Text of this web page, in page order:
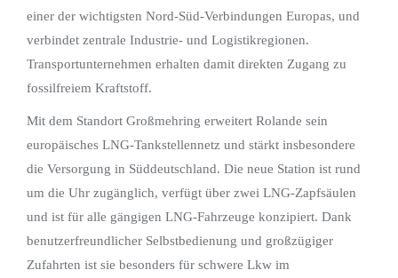
einer der wichtigsten Nord-Süd-Verbindungen Europas, und
verbindet zentrale Industrie- und Logistikregionen.
Transportunternehmen erhalten damit direkten Zugang zu
fossilfreiem Kraftstoff.
Mit dem Standort Großmehring erweitert Rolande sein
europäisches LNG-Tankstellennetz und stärkt insbesondere
die Versorgung in Süddeutschland. Die neue Station ist rund
um die Uhr zugänglich, verfügt über zwei LNG-Zapfsäulen
und ist für alle gängigen LNG-Fahrzeuge konzipiert. Dank
benutzerfreundlicher Selbstbedienung und großzügiger
Zufahrten ist sie besonders für schwere Lkw im